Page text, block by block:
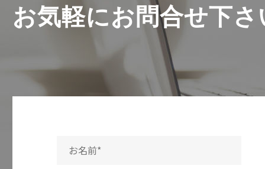
お気軽にお問合せ下